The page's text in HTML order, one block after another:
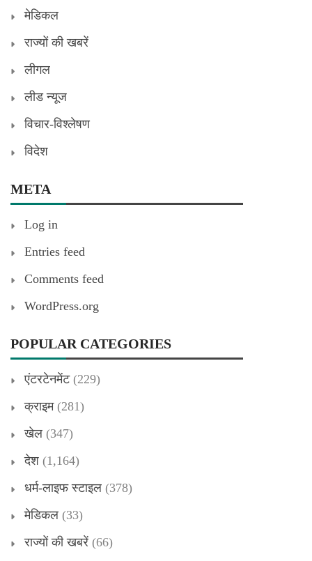
मेडिकल
राज्यों की खबरें
लीगल
लीड न्यूज
विचार-विश्लेषण
विदेश
META
Log in
Entries feed
Comments feed
WordPress.org
POPULAR CATEGORIES
एंटरटेनमेंट(229)
क्राइम(281)
खेल (347)
देश (1,164)
धर्म-लाइफ स्टाइल (378)
मेडिकल (33)
राज्यों की खबरें (66)